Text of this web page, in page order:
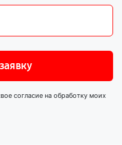
согласие на обработку моих